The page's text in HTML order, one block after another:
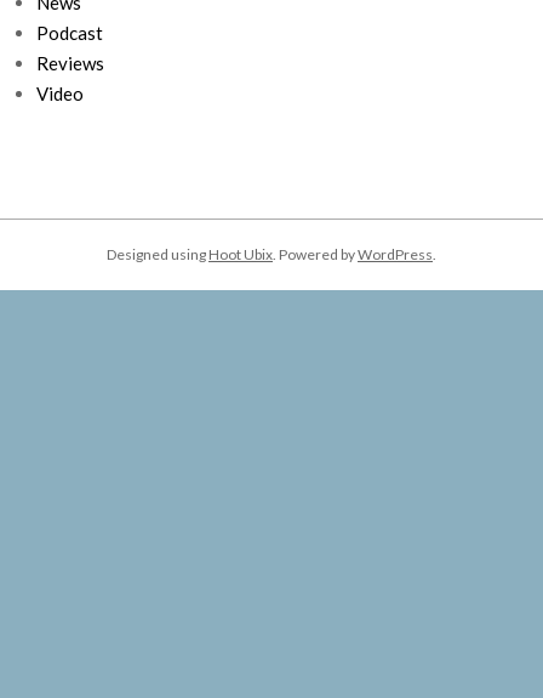
Podcast
Reviews
Video
Designed using Hoot Ubix . Powered byWordPress